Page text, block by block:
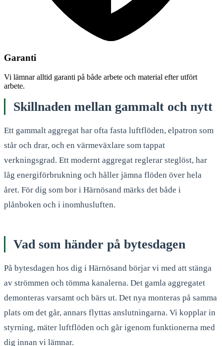
Garanti
Vi lämnar alltid garanti på både arbete och material efter utfört
arbete.
Skillnaden mellan gammalt och nytt
Ett gammalt aggregat har ofta fasta luftflöden, elpatron som
står och drar, och en värmeväxlare som tappat
verkningsgrad. Ett modernt aggregat reglerar steglöst, har
låg energiförbrukning och håller jämna flöden över hela
året. För dig som bor i Härnösand märks det både i
plånboken och i inomhusluften.
Vad som händer på bytesdagen
På bytesdagen hos dig i Härnösand börjar vi med att stänga
av strömmen och tömma kanalerna. Det gamla aggregatet
demonteras varsamt och bärs ut. Det nya monteras på samma
plats om det går, annars flyttas anslutningarna. Vi kopplar in
styrning, mäter luftflöden och går igenom funktionerna med
dig innan vi lämnar.